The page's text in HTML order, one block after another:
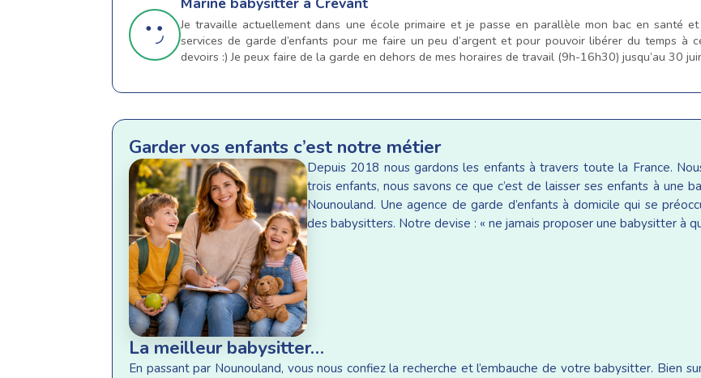
Je travaille actuellement dans une école primaire et je passe en parallèle mon bac en santé
services de garde d’enfants pour me faire un peu d’argent et pour pouvoir libérer du temps à
devoirs :) Je peux faire de la garde en dehors de mes horaires de travail (9h-16h30) jusqu’au 30
Garder vos enfants c’est notre métier
Depuis 2018 nous gardons les enfants à travers toute la France.
trois enfants, nous savons ce que c’est de laisser ses enfants à une
Nounouland. Une agence de garde d’enfants à domicile qui se
des babysitters. Notre devise : « ne jamais proposer une babysitter à
La meilleur babysitter…
En passant par Nounouland, vous nous confiez la recherche et l’embauche de votre babysitter. Bien